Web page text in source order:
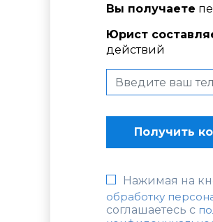
Вы получаете
Юрист
действий
Нажимая на
обработку
соглашаетесь c